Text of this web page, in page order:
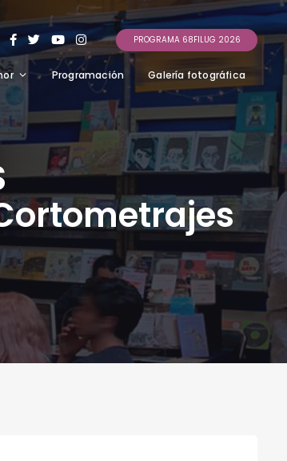
PROGRAMA 68FILUG 2026
Programación Galería fotográfica